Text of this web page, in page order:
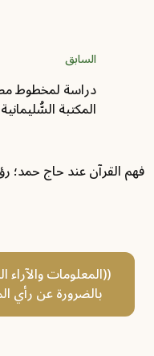
السابق
المكتبة
فهم القرآن عند حاج حمد؛
((المعلومات
بالضرورة عن رأي